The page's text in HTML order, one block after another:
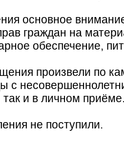
основное
граждан на
обеспечение,
произвели по
с
так и в личном
не поступили.